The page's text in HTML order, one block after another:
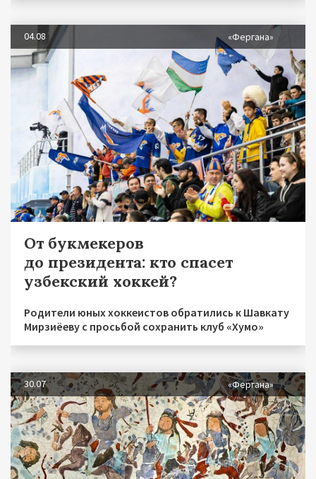
04.08 «Фергана»
От букмекеров
до президента: кто спасет
узбекский хоккей?
Родители юных хоккеистов обратились к Шавкату
Мирзиёеву с просьбой сохранить клуб «Хумо»
30.07 «Фергана»